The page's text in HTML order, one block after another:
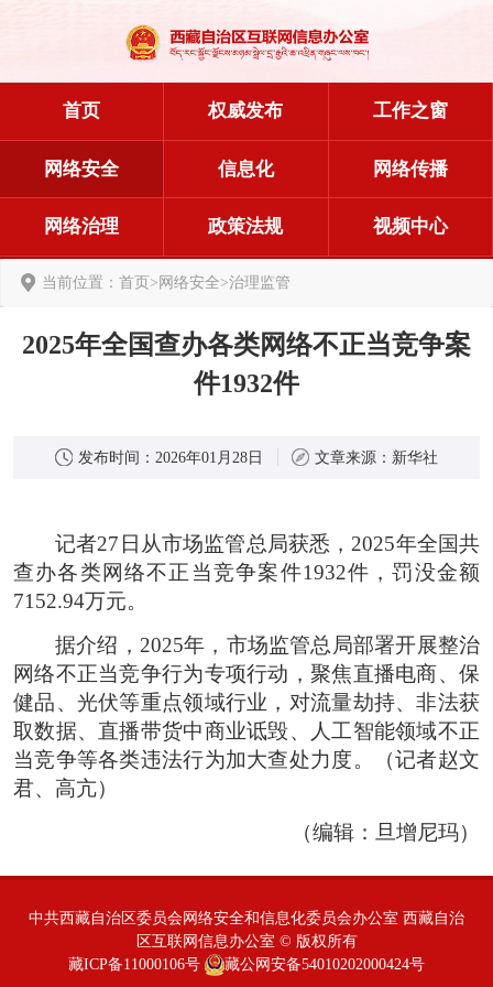
首页 权威发布 工作之窗
网络安全 信息化 网络传播
网络治理 政策法规 视频中心
当前位置： 首页>网络安全>治理监管
2025年全国查办各类网络不正当竞争案
件1932件
发布时间： 2026年01月28日 文章来源： 新华社
记者27日从市场监管总局获悉，2025年全国共
查办各类网络不正当竞争案件1932件，罚没金额
7152.94万元。
据介绍，2025年，市场监管总局部署开展整治
网络不正当竞争行为专项行动，聚焦直播电商、保
健品、光伏等重点领域行业，对流量劫持、非法获
取数据、直播带货中商业诋毁、人工智能领域不正
当竞争等各类违法行为加大查处力度。
（记者赵文
君、高亢）
（编辑：旦增尼玛）
中共西藏自治区委员会网络安全和信息化委员会办公室 西藏自治
区互联网信息办公室 © 版权所有
藏ICP备11000106号
藏公网安备54010202000424号